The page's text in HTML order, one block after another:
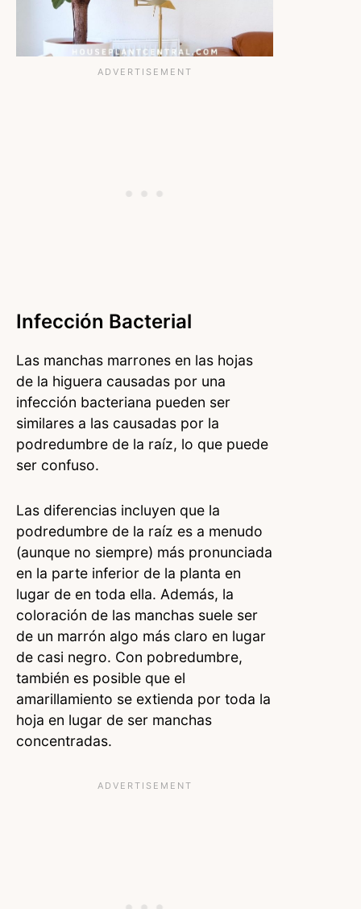
Infección Bacterial
Las manchas marrones en las hojas
de la higuera causadas por una
infección bacteriana pueden ser
similares a las causadas por la
podredumbre de la raíz, lo que puede
ser confuso.
Las diferencias incluyen que la
podredumbre de la raíz es a menudo
(aunque no siempre) más pronunciada
en la parte inferior de la planta en
lugar de en toda ella. Además, la
coloración de las manchas suele ser
de un marrón algo más claro en lugar
de casi negro. Con pobredumbre,
también es posible que el
amarillamiento se extienda por toda la
hoja en lugar de ser manchas
concentradas.